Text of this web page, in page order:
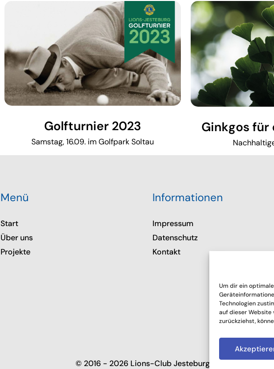
Um dir ein
Technologien
auf dieser
zurückziehst,
Golfturnier 2023
Samstag, 16.09. im Golfpark Soltau
Ginkgos für
Menü
Start
Über uns
Projekte
Informationen
Impressum
Datenschutz
Kontakt
© 2016 - 2026 Lions-Club Jesteburg